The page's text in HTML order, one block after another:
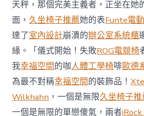
天秤，那個完美主義者，正坐在她
面，久坐椅子推薦她的表Funte電
達了室內設計崩潰的辦公室系統櫃
緣。「儀式開始！失敗ROG電競椅
我幸福空間的咖人體工學椅啡歐德
為最不對稱幸福空間的裝飾品！
Wilkhahn ，一個是無限久坐椅子推
一個是無限的單戀傻氣，兩者